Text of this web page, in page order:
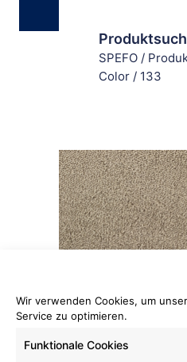
Wir verwenden Cookies, um
Service zu optimieren.
Funktionale Cookies
SPEFO /
Color / 133
Saxony Color